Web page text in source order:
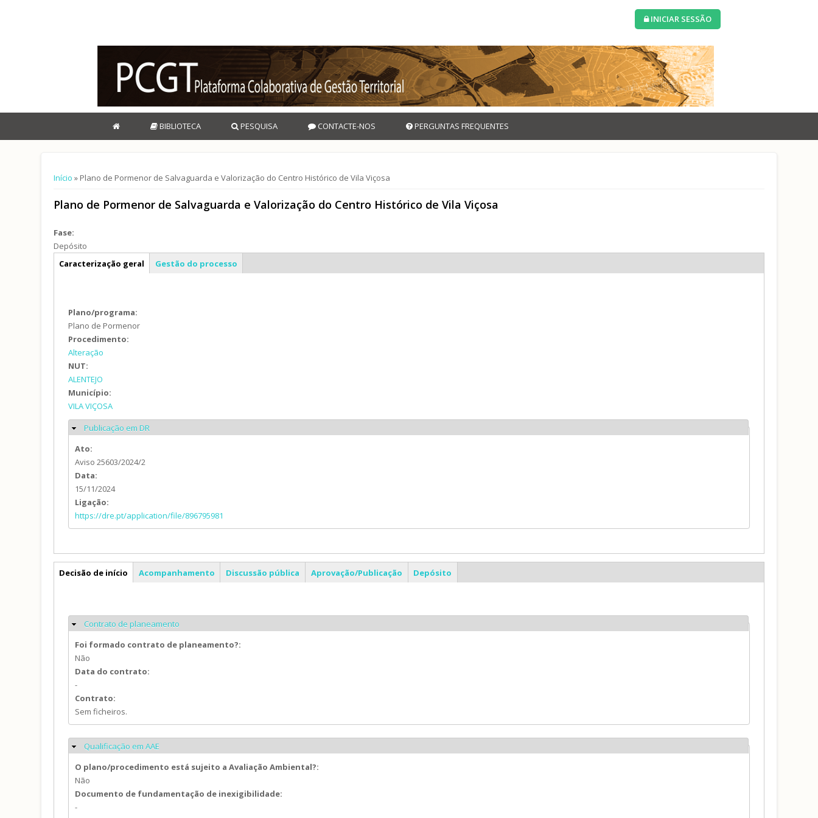
INICIAR SESSÃO
BIBLIOTECA PESQUISA CONTACTE-NOS PERGUNTAS FREQUENTES
Está aqui
Início » Plano de Pormenor de Salvaguarda e Valorização do Centro Histórico de Vila Viçosa
Plano de Pormenor de Salvaguarda e Valorização do Centro Histórico de Vila Viçosa
Fase:
Depósito
Info geral
Caracterização geral Gestão do processo
Plano/programa:
Plano de Pormenor
Procedimento:
Alteração
NUT:
ALENTEJO
Município:
VILA VIÇOSA
Ocultar
Publicação em DR
Ato:
Aviso 25603/2024/2
Data:
15/11/2024
Ligação:
https://dre.pt/application/file/896795981
PP
Decisão de início Acompanhamento Discussão pública Aprovação/Publicação Depósito
Ocultar
Contrato de planeamento
Foi formado contrato de planeamento?:
Não
Data do contrato:
-
Contrato:
Sem ficheiros.
Ocultar
Qualificação em AAE
O plano/procedimento está sujeito a Avaliação Ambiental?:
Não
Documento de fundamentação de inexigibilidade:
-